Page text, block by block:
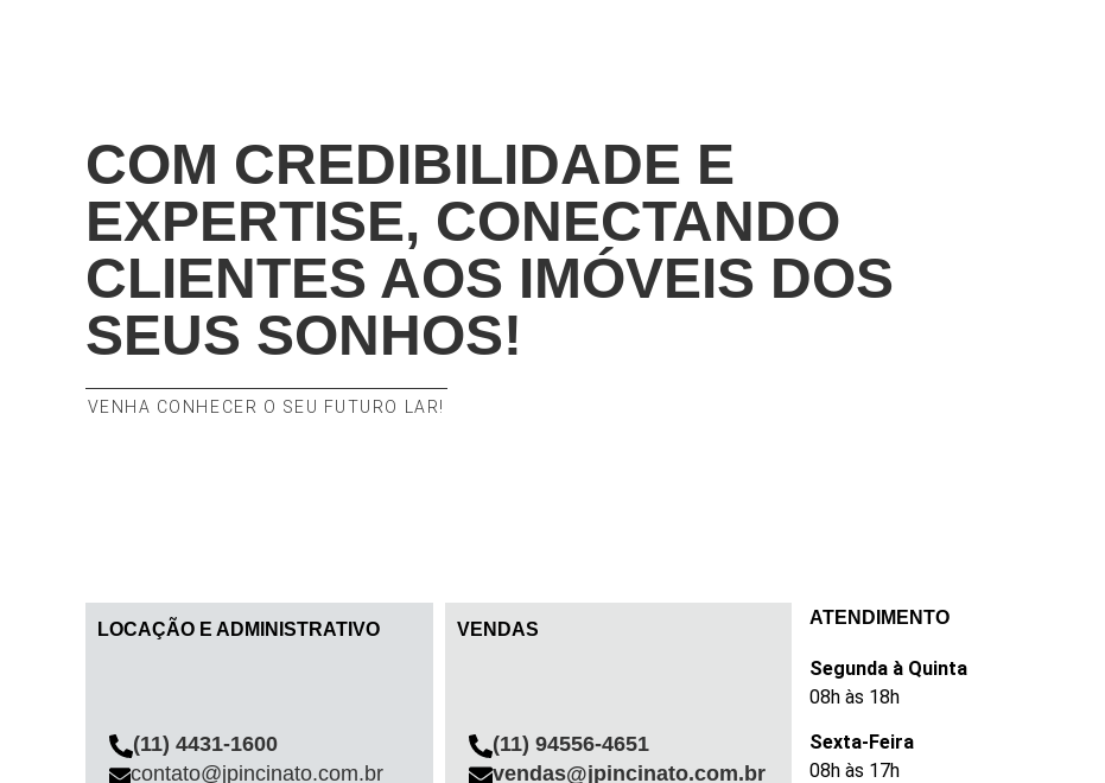
COM CREDIBILIDADE E
EXPERTISE, CONECTANDO
CLIENTES AOS IMÓVEIS DOS
SEUS SONHOS!
VENHA CONHECER O SEU FUTURO LAR!
LOCAÇÃO E ADMINISTRATIVO
(11) 4431-1600
contato@jpincinato.com.br
VENDAS
(11) 94556-4651
vendas@jpincinato.com.br
ATENDIMENTO
Segunda à Quinta
08h às 18h
Sexta-Feira
08h às 17h